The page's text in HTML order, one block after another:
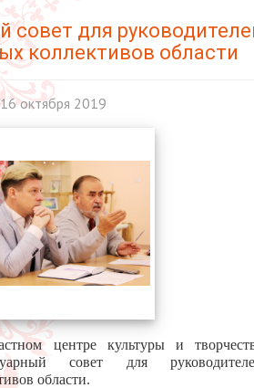
совет для
коллективов области
октября 2019
центре культуры и
совет для
области.